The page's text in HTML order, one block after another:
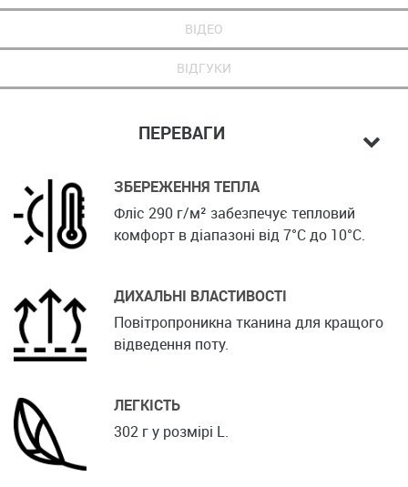
ВІДЕО
ВІДГУКИ
ПЕРЕВАГИ
ЗБЕРЕЖЕННЯ ТЕПЛА
Фліс 290 г/м² забезпечує тепловий
комфорт в діапазоні від 7°C до 10°C.
ДИХАЛЬНІ ВЛАСТИВОСТІ
Повітропроникна тканина для кращого
відведення поту.
ЛЕГКІСТЬ
302 г у розмірі L.